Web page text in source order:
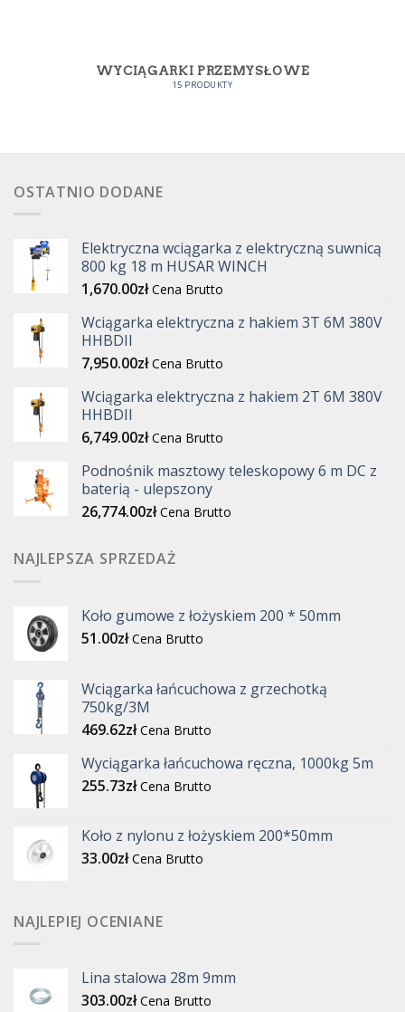
WYCIĄGARKI PRZEMYSŁOWE
15 PRODUKTY
OSTATNIO DODANE
Elektryczna wciągarka z elektryczną suwnicą
800 kg 18 m HUSAR WINCH
1,670.00zł Cena Brutto
Wciągarka elektryczna z hakiem 3T 6M 380V
HHBDII
7,950.00zł Cena Brutto
Wciągarka elektryczna z hakiem 2T 6M 380V
HHBDII
6,749.00zł Cena Brutto
Podnośnik masztowy teleskopowy 6 m DC z
baterią - ulepszony
26,774.00zł Cena Brutto
NAJLEPSZA SPRZEDAŻ
Koło gumowe z łożyskiem 200 * 50mm
51.00zł Cena Brutto
Wciągarka łańcuchowa z grzechotką
750kg/3M
469.62zł Cena Brutto
Wyciągarka łańcuchowa ręczna, 1000kg 5m
255.73zł Cena Brutto
Koło z nylonu z łożyskiem 200*50mm
33.00zł Cena Brutto
NAJLEPIEJ OCENIANE
Lina stalowa 28m 9mm
303.00zł Cena Brutto